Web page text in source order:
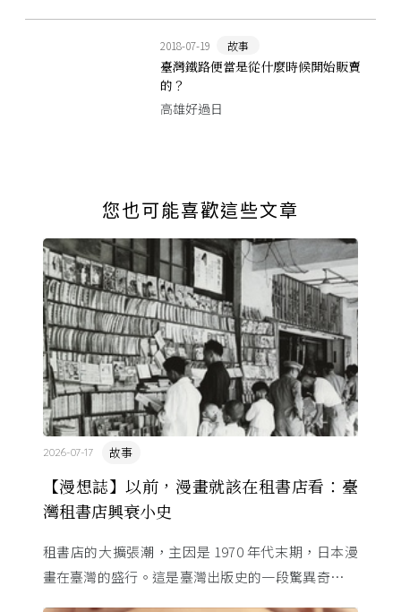
2018-07-19 故事
臺灣鐵路便當是從什麼時候開始販賣
的？
高雄好過日
您也可能喜歡這些文章
【漫想誌】以前，漫畫就該在租書店看：臺
灣租書店興衰小史
故事
2026-07-17
租書店的大擴張潮，主因是 1970 年代末期，日本漫
畫在臺灣的盛行。這是臺灣出版史的一段驚異奇航。